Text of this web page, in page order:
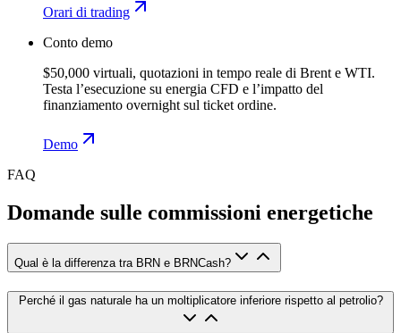
Orari di trading
Conto demo
$50,000 virtuali, quotazioni in tempo reale di Brent e WTI.
Testa l’esecuzione su energia CFD e l’impatto del
finanziamento overnight sul ticket ordine.
Demo
FAQ
Domande sulle commissioni energetiche
Qual è la differenza tra BRN e BRNCash?
Perché il gas naturale ha un moltiplicatore inferiore rispetto al petrolio?